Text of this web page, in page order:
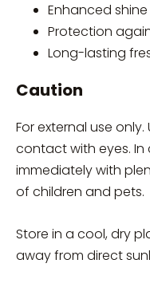
Enhanced
Protection
Long-lasting
Caution
For external use
contact with eyes.
immediately with
of children and pets.
Store in a cool, dry
away from direct